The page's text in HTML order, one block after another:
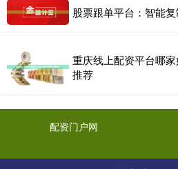
股票跟单平台：智能
重庆线上配资平台哪
推荐
配资门户网